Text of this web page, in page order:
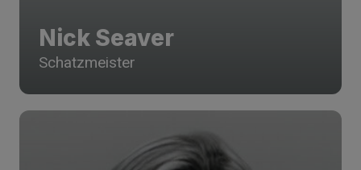
Nick Seaver
Schatzmeister